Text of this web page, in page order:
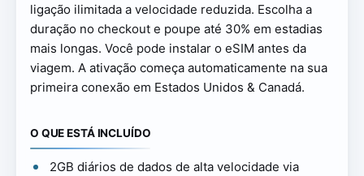
ligação ilimitada a velocidade reduzida. Escolha a
duração no checkout e poupe até 30% em estadias
mais longas. Você pode instalar o eSIM antes da
viagem. A ativação começa automaticamente na sua
primeira conexão em Estados Unidos & Canadá.
O QUE ESTÁ INCLUÍDO
2GB diários de dados de alta velocidade via